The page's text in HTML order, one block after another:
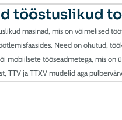
tööstuslikud
masinad, mis on võimelised
Need on ohutud,
mobiilsete tööseadmetega, mis on
TTV ja TTXV mudelid aga